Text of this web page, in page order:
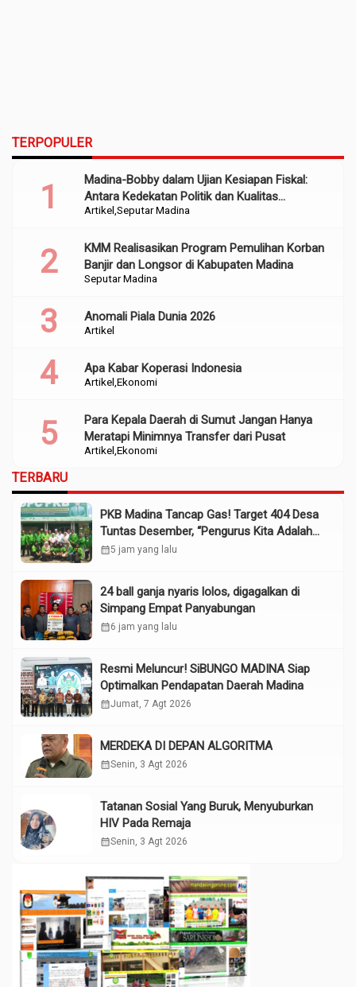
TERPOPULER
Artikel Seputar Madina
Madina-Bobby dalam Ujian Kesiapan Fiskal:
Antara Kedekatan Politik dan Kualitas
Perencanaan
Seputar Madina
KMM Realisasikan Program Pemulihan Korban
Banjir dan Longsor di Kabupaten Madina
Artikel
Anomali Piala Dunia 2026
Artikel Ekonomi
Apa Kabar Koperasi Indonesia
Artikel Ekonomi
Para Kepala Daerah di Sumut Jangan Hanya
Meratapi Minimnya Transfer dari Pusat
TERBARU
PKB Madina Tancap Gas! Target 404 Desa
Tuntas Desember, “Pengurus Kita Adalah
Tokoh”
calendar_month5 jam yang lalu
24 ball ganja nyaris lolos, digagalkan di
Simpang Empat Panyabungan
calendar_month6 jam yang lalu
Resmi Meluncur! SiBUNGO MADINA Siap
Optimalkan Pendapatan Daerah Madina
calendar_monthJumat, 7 Agt 2026
MERDEKA DI DEPAN ALGORITMA
calendar_monthSenin, 3 Agt 2026
Tatanan Sosial Yang Buruk, Menyuburkan
HIV Pada Remaja
calendar_monthSenin, 3 Agt 2026